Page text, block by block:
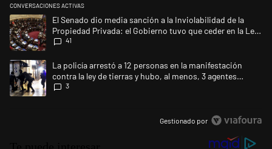
CONVERSACIONES ACTIVAS
Este listado muestra los artículos con más comentarios en los últimos
Un artículo de tendencia con el título "El Senado dio media sanción a
El Senado dio media sanción a la Inviolabilidad de la
Propiedad Privada: el Gobierno tuvo que ceder en la Ley
del Manejo del Fuego
41
Un artículo de tendencia con el título "La policía arrestó a 12
La policía arrestó a 12 personas en la manifestación
contra la ley de tierras y hubo, al menos, 3 agentes
heridos
3
Gestionado por